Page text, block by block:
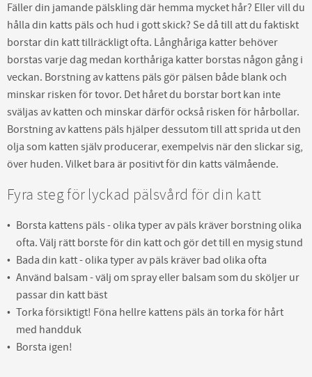
Fäller din jamande pälskling där hemma mycket hår? Eller vill du
hålla din katts päls och hud i gott skick? Se då till att du faktiskt
borstar din katt tillräckligt ofta. Långhåriga katter behöver
borstas varje dag medan korthåriga katter borstas någon gång i
veckan. Borstning av kattens päls gör pälsen både blank och
minskar risken för tovor. Det håret du borstar bort kan inte
sväljas av katten och minskar därför också risken för hårbollar.
Borstning av kattens päls hjälper dessutom till att sprida ut den
olja som katten själv producerar, exempelvis när den slickar sig,
över huden. Vilket bara är positivt för din katts välmående.
Fyra steg för lyckad pälsvård för din katt
Borsta kattens päls - olika typer av päls kräver borstning olika
ofta. Välj rätt borste för din katt och gör det till en mysig stund
Bada din katt - olika typer av päls kräver bad olika ofta
Använd balsam - välj om spray eller balsam som du sköljer ur
passar din katt bäst
Torka försiktigt! Föna hellre kattens päls än torka för hårt
med handduk
Borsta igen!